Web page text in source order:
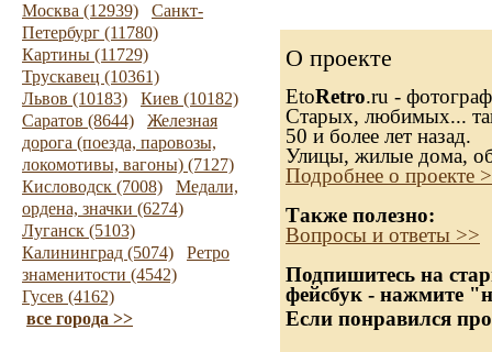
Москва (12939)
Санкт-
Петербург (11780)
Картины (11729)
Трускавец (10361)
Львов (10183)
Киев (10182)
Саратов (8644)
Железная
дорога (поезда, паровозы,
локомотивы, вагоны) (7127)
Кисловодск (7008)
Медали,
ордена, значки (6274)
Луганск (5103)
Калининград (5074)
Ретро
знаменитости (4542)
Гусев (4162)
все города >>
О проекте
EtoRetro.ru -
Старых, любимых...
50 и более лет назад.
Улицы, жилые дома,
Подробнее о проекте
Также полезно:
Вопросы и ответы >>
Подпишитесь на
фейсбук - нажмите
Если понравился